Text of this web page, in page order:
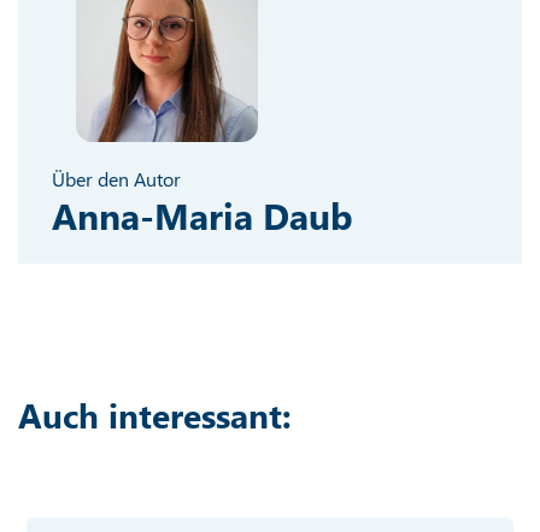
Über den Autor
Anna-Maria Daub
Auch interessant: